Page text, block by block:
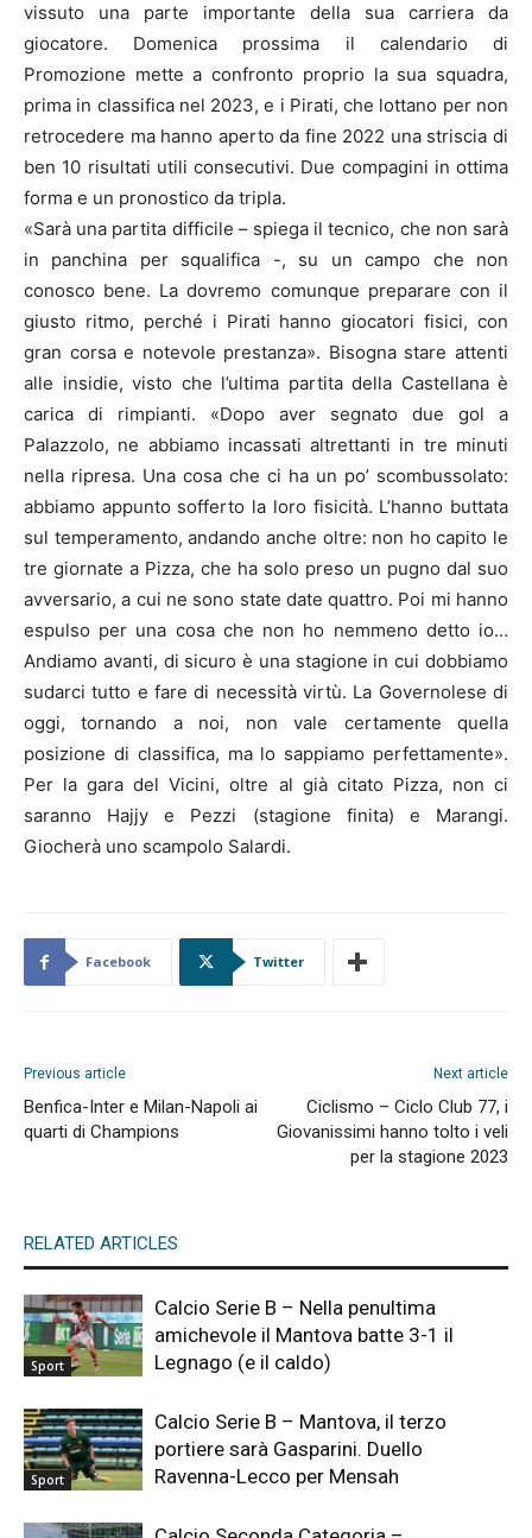
vissuto una parte importante della sua carriera da
giocatore. Domenica prossima il calendario di
Promozione mette a confronto proprio la sua squadra,
prima in classifica nel 2023, e i Pirati, che lottano per non
retrocedere ma hanno aperto da fine 2022 una striscia di
ben 10 risultati utili consecutivi. Due compagini in ottima
forma e un pronostico da tripla.
«Sarà una partita difficile – spiega il tecnico, che non sarà
in panchina per squalifica -, su un campo che non
conosco bene. La dovremo comunque preparare con il
giusto ritmo, perché i Pirati hanno giocatori fisici, con
gran corsa e notevole prestanza». Bisogna stare attenti
alle insidie, visto che l’ultima partita della Castellana è
carica di rimpianti. «Dopo aver segnato due gol a
Palazzolo, ne abbiamo incassati altrettanti in tre minuti
nella ripresa. Una cosa che ci ha un po’ scombussolato:
abbiamo appunto sofferto la loro fisicità. L’hanno buttata
sul temperamento, andando anche oltre: non ho capito le
tre giornate a Pizza, che ha solo preso un pugno dal suo
avversario, a cui ne sono state date quattro. Poi mi hanno
espulso per una cosa che non ho nemmeno detto io…
Andiamo avanti, di sicuro è una stagione in cui dobbiamo
sudarci tutto e fare di necessità virtù. La Governolese di
oggi, tornando a noi, non vale certamente quella
posizione di classifica, ma lo sappiamo perfettamente».
Per la gara del Vicini, oltre al già citato Pizza, non ci
saranno Hajjy e Pezzi (stagione finita) e Marangi.
Giocherà uno scampolo Salardi.
Facebook Twitter
Previous article
Benfica-Inter e Milan-Napoli ai
quarti di Champions
Next article
Ciclismo – Ciclo Club 77, i
Giovanissimi hanno tolto i veli
per la stagione 2023
RELATED ARTICLES
Sport
Calcio Serie B – Nella penultima
amichevole il Mantova batte 3-1 il
Legnago (e il caldo)
Sport
Calcio Serie B – Mantova, il terzo
portiere sarà Gasparini. Duello
Ravenna-Lecco per Mensah